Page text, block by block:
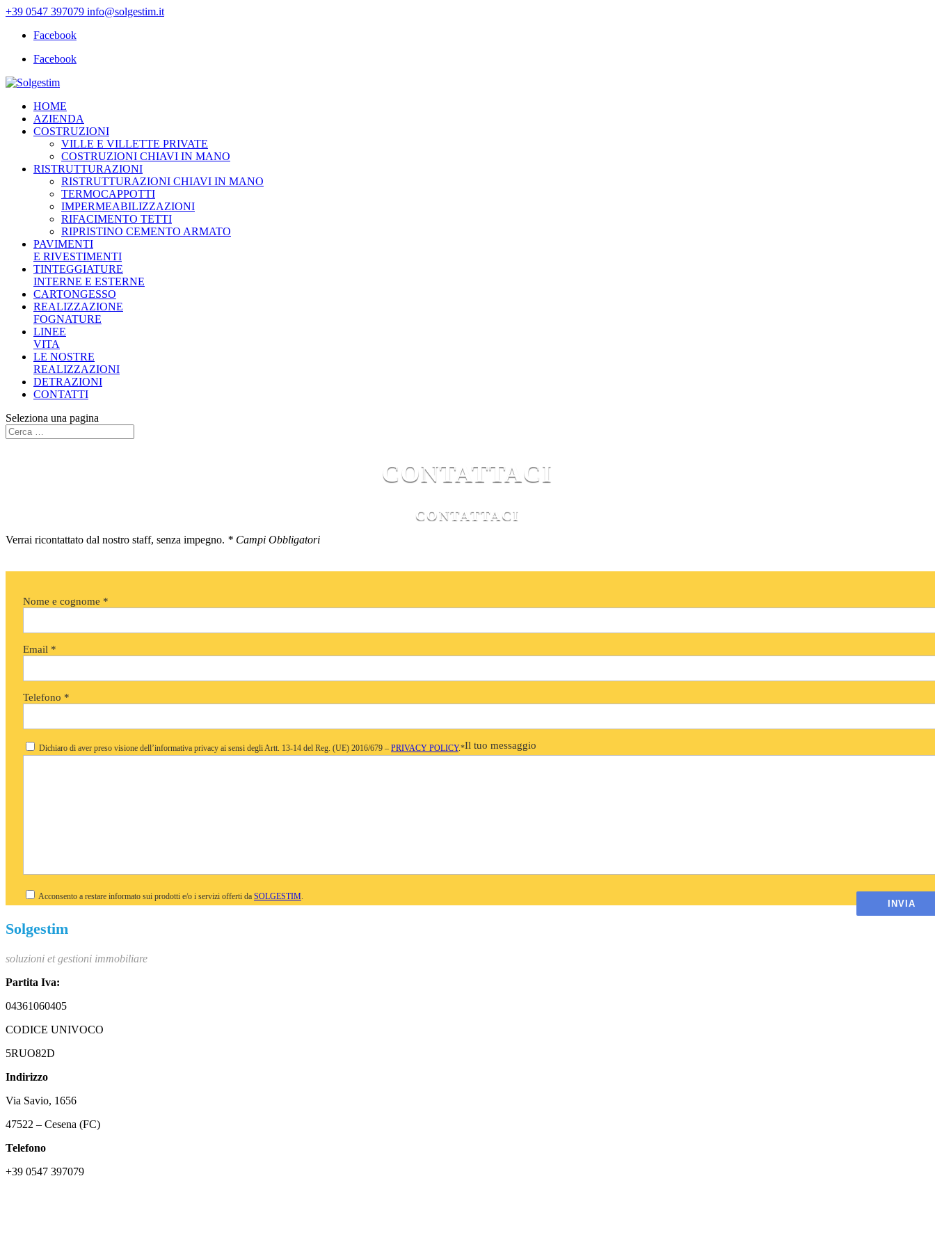
+39 0547 397079 info@solgestim.it
Facebook
Facebook
HOME
AZIENDA
COSTRUZIONI
VILLE E VILLETTE PRIVATE
COSTRUZIONI CHIAVI IN MANO
RISTRUTTURAZIONI
RISTRUTTURAZIONI CHIAVI IN MANO
TERMOCAPPOTTI
IMPERMEABILIZZAZIONI
RIFACIMENTO TETTI
RIPRISTINO CEMENTO ARMATO
PAVIMENTI
E RIVESTIMENTI
TINTEGGIATURE
INTERNE E ESTERNE
CARTONGESSO
REALIZZAZIONE
FOGNATURE
LINEE
VITA
LE NOSTRE
REALIZZAZIONI
DETRAZIONI
CONTATTI
Seleziona una pagina
CONTATTACI
CONTATTACI
Verrai ricontattato dal nostro staff, senza impegno. * Campi Obbligatori
Nome e cognome *
Email *
Telefono *
Dichiaro di aver preso visione dell’informativa privacy ai sensi degli Artt. 13-14 del Reg. (UE) 2016/679 – PRIVACY POLICY.*Il tuo messaggio
Acconsento a restare informato sui prodotti e/o i servizi offerti da SOLGESTIM
Solgestim
soluzioni et gestioni immobiliare
Partita Iva:
04361060405
CODICE UNIVOCO
5RUO82D
Indirizzo
Via Savio, 1656
47522 – Cesena (FC)
Telefono
+39 0547 397079